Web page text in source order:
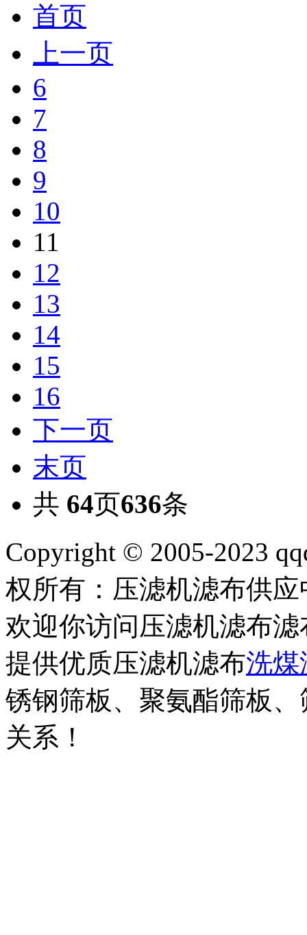
首页
上一页
6
7
8
9
10
11
12
13
14
15
16
下一页
末页
共 64页636条
Copyright © 2005-2023
权所有：压滤机滤布供
欢迎你访问压滤机滤布
提供优质压滤机滤布洗煤
锈钢筛板、聚氨酯筛板
关系！